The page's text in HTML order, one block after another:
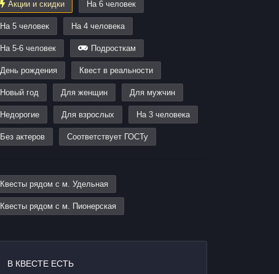
Акции и скидки На 6 человек
На 5 человек На 4 человека
На 5-6 человек Подросткам
День рождения Квест в реальности
Новый год Для женщин Для мужчин
Недорогие Для взрослых На 3 человека
Без актеров Соответствует ГОСТу
Квесты рядом с м. Удельная
Квесты рядом с м. Пионерская
В КВЕСТЕ ЕСТЬ